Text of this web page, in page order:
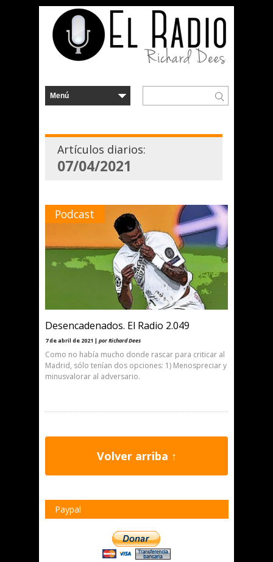
Artículos diarios:
07/04/2021
Podcast
Desencadenados. El Radio 2.049
7 de abril de 2021 | por Richard Dees
Como no había mucho donde rascar para criticar al
Madrid, sólo tenían dos opciones: 1) Menospreciar y
minusvalorar al adversario.
Volver arriba ↑
Paypal